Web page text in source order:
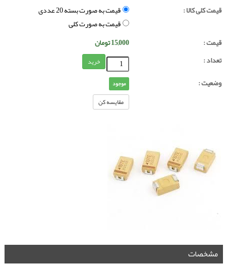
قیمت کلی کالا :
قیمت به صورت بسته 20 عددی
قیمت به صورت کلی
قیمت :
15,000تومان
تعداد :
خرید
وضعیت : موجود
مقایسه کن
مشخصات